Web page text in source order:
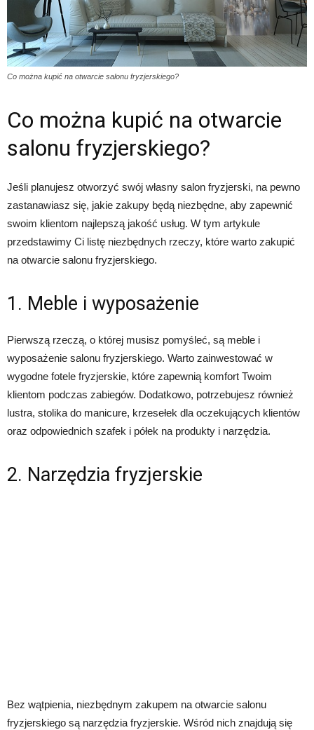
Co można kupić na otwarcie salonu fryzjerskiego?
Co można kupić na otwarcie
salonu fryzjerskiego?
Jeśli planujesz otworzyć swój własny salon fryzjerski, na pewno
zastanawiasz się, jakie zakupy będą niezbędne, aby zapewnić
swoim klientom najlepszą jakość usług. W tym artykule
przedstawimy Ci listę niezbędnych rzeczy, które warto zakupić
na otwarcie salonu fryzjerskiego.
1. Meble i wyposażenie
Pierwszą rzeczą, o której musisz pomyśleć, są meble i
wyposażenie salonu fryzjerskiego. Warto zainwestować w
wygodne fotele fryzjerskie, które zapewnią komfort Twoim
klientom podczas zabiegów. Dodatkowo, potrzebujesz również
lustra, stolika do manicure, krzesełek dla oczekujących klientów
oraz odpowiednich szafek i półek na produkty i narzędzia.
2. Narzędzia fryzjerskie
Bez wątpienia, niezbędnym zakupem na otwarcie salonu
fryzjerskiego są narzędzia fryzjerskie. Wśród nich znajdują się